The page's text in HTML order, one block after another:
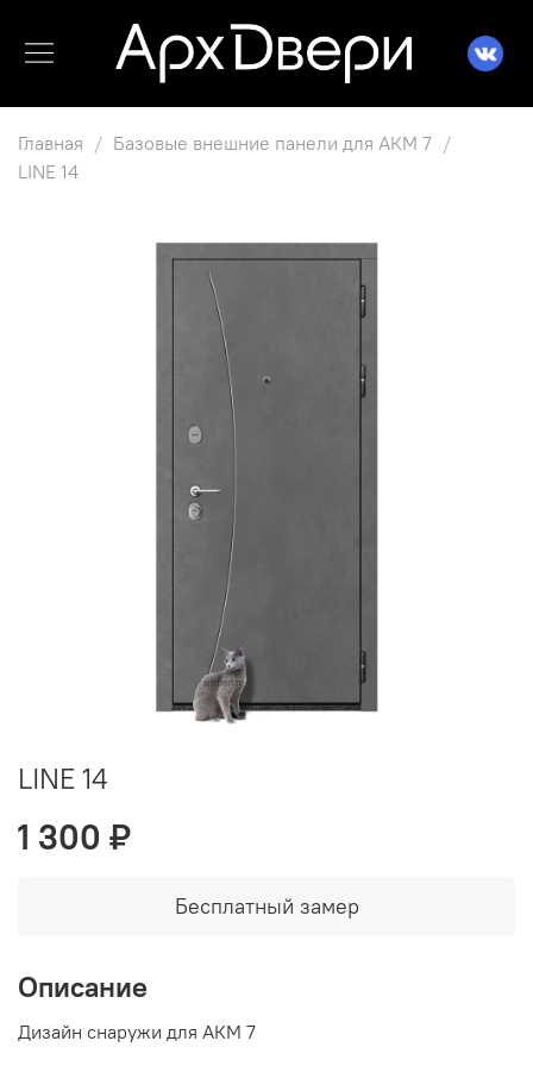
Главная
Базовые внешние панели для АКМ 7
LINE 14
LINE 14
1 300 ₽
Бесплатный замер
Описание
Дизайн снаружи для АКМ 7